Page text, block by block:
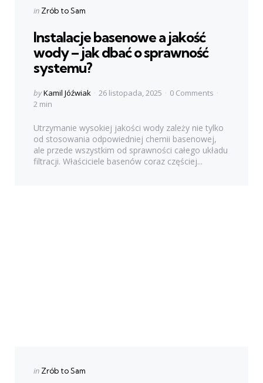
Categories
Posted
in Zrób to Sam
Instalacje basenowe a jakość
wody – jak dbać o sprawność
systemu?
Posted
by
byKamil Jóźwiak 26 listopada, 2025
0 Comments
2 min
Utrzymanie wysokiej jakości wody zależy nie tylko
od stosowania odpowiedniej chemii basenowej,
ale przede wszystkim od sprawności całego układu
filtracji. Właściciele basenów coraz częściej...
Categories
Posted
in Zrób to Sam